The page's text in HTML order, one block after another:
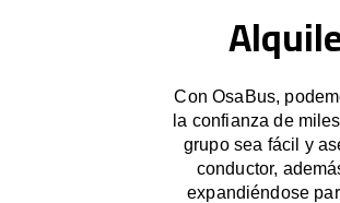
Con OsaBus,
la confianza de
grupo sea fácil y
conductor,
expandiéndose